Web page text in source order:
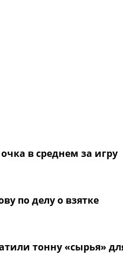
в среднем за игру
по делу о взятке
тонну «сырья»